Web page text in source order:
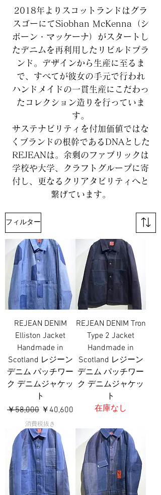
2018年よりスコットランドはグラ
スゴーにてSiobhan McKenna（シ
ボーン・マッケーナ）がスタートし
たデニムを再利用したリビルドブラ
ンド。 デザインから生産に至るま
で、すべてが彼女の手元で行われ
ハンドメイドの一貫生産にこだわっ
たコレクション造りを行っていま
す。
サステナビリティを付加価値ではな
くブランドの根幹であるDNAとした
REJEANは。余剰のファブリックは
学校や大学、クラフトグループに寄
付し、更なるクリアタビリティへと
繋げています。
フィルター
REJEAN DENIM
Elliston Jacket
Handmade in
Scotland レジーン
デニム パッチワー
ク デニムジャケッ
ト
通常価格
￥58,000 セール価格
￥40,600
消費税抜き
REJEAN DENIM Tron
Type 2 Jacket
Handmade in
Scotland レジーン
デニム パッチワー
ク デニムジャケッ
ト
在庫なし